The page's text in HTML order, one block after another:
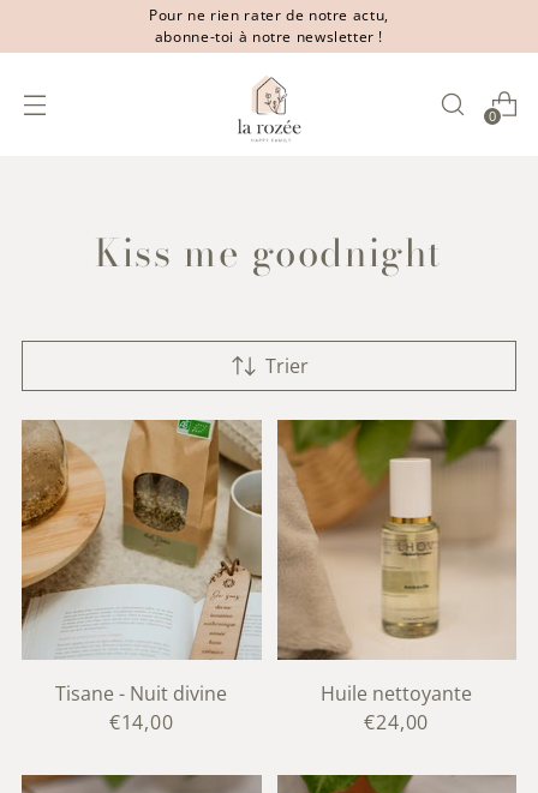
Pour ne rien rater de notre actu,
abonne-toi à notre newsletter !
0
Kiss me goodnight
Trier
Tisane - Nuit divine
€14,00
Huile nettoyante
€24,00